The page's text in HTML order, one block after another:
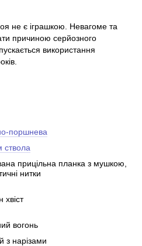
не є іграшкою. Невагоме та
причиною серйозного
використання
поршнева
ствола
прицільна планка з мушкою,
нитки
хвіст
вогонь
з нарізами